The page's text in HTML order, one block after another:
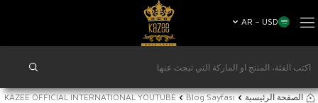
AR − USD
الصفحة الرئيسية Blog Sayfası
KAZEE OFFICIAL INTERNATIONAL YOUTUBE